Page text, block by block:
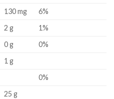
130 mg
6%
2 g
1%
0 g
0%
1 g
0%
25 g